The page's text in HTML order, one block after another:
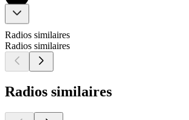
Radios similaires
Radios similaires
Radios similaires